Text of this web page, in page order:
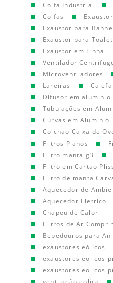
Coifa Industrial
Coifas
Exaustor para
Exaustor para Toalet
Exaustor em Linha
Ventilador
Microventiladores
Lareiras
Difusor em aluminio
Tubulações em
Curvas em Aluminio
Colchao Caixa de
Filtros Planos
Filtro manta g3
Filtro em Cartao
Filtro de manta
Aquecedor de
Aquecedor Eletrico
Chapeu de Calor
Filtros de Ar
Bebedouros para
exaustores eólicos
exaustores eolicos
exaustores eolicos